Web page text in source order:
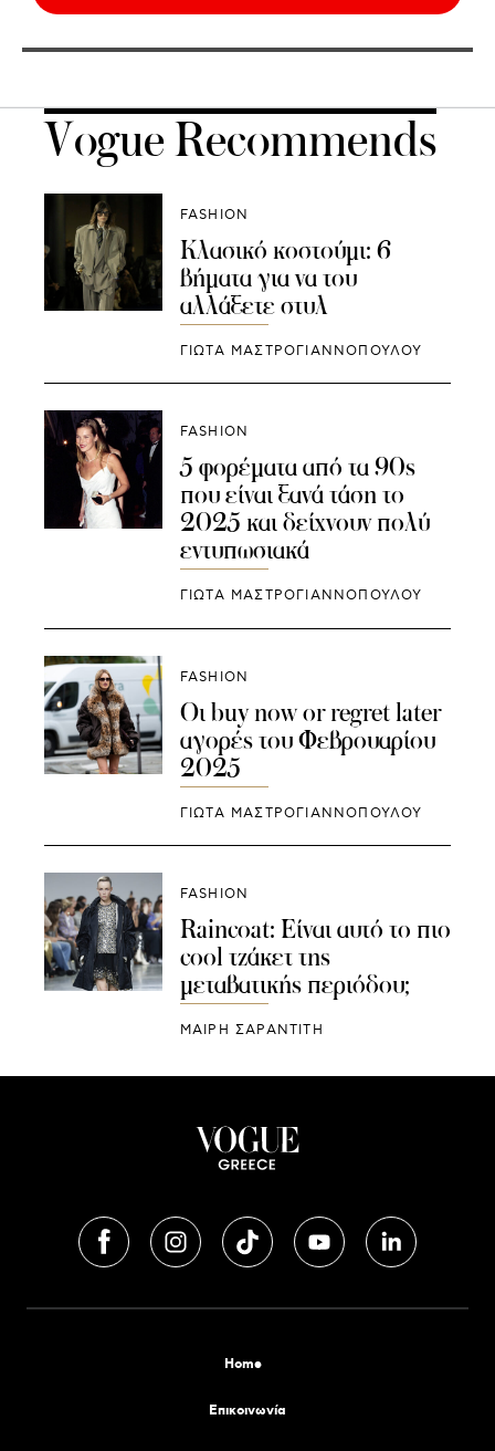
Vogue Recommends
FASHION
Κλασικό κοστούμι: 6
βήματα για να του
αλλάξετε στυλ
ΓΙΩΤΑ ΜΑΣΤΡΟΓΙΑΝΝΟΠΟΥΛΟΥ
FASHION
5 φορέματα από τα 90s
που είναι ξανά τάση το
2025 και δείχνουν πολύ
εντυπωσιακά
ΓΙΩΤΑ ΜΑΣΤΡΟΓΙΑΝΝΟΠΟΥΛΟΥ
FASHION
Οι buy now or regret later
αγορές του Φεβρουαρίου
2025
ΓΙΩΤΑ ΜΑΣΤΡΟΓΙΑΝΝΟΠΟΥΛΟΥ
FASHION
Raincoat: Είναι αυτό το πιο
cool τζάκετ της
μεταβατικής περιόδου;
ΜΑΊΡΗ ΣΑΡΑΝΤΊΤΗ
Home
Επικοινωνία